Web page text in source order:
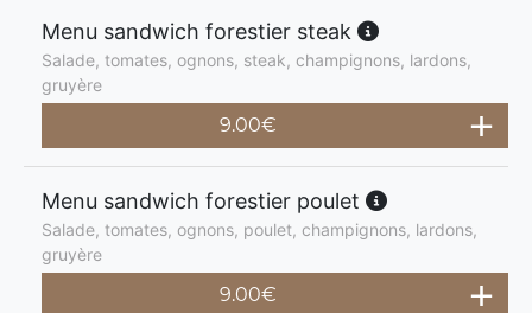
Menu sandwich forestier steak
Salade, tomates, ognons, steak, champignons, lardons,
gruyère
9.00€
Menu sandwich forestier poulet
Salade, tomates, ognons, poulet, champignons, lardons,
gruyère
9.00€